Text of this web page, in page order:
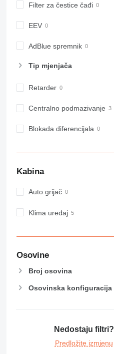
Filter za čestice čađi
EEV
AdBlue spremnik
Tip mјenjača
Retarder
Centralno podmazivanje
Blokada diferencijala
Kabina
Auto grijač
Klima uređaj
Osovine
Broj osovina
Osovinska konfiguracija
Nedostaju filtri?
Predložite izmjenu